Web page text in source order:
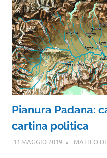
Pianura Padana:
cartina politica
11 MAGGIO 2019 MATTEO